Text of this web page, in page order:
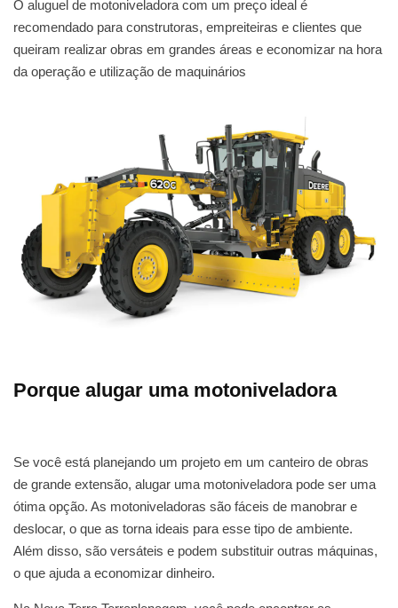
O aluguel de motoniveladora com um preço ideal é
recomendado para construtoras, empreiteiras e clientes que
queiram realizar obras em grandes áreas e economizar na hora
da operação e utilização de maquinários
Porque alugar uma motoniveladora
Se você está planejando um projeto em um canteiro de obras
de grande extensão, alugar uma motoniveladora pode ser uma
ótima opção. As motoniveladoras são fáceis de manobrar e
deslocar, o que as torna ideais para esse tipo de ambiente.
Além disso, são versáteis e podem substituir outras máquinas,
o que ajuda a economizar dinheiro.